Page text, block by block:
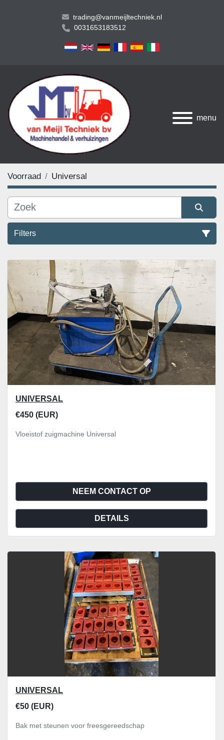
trading@vanmeijltechniek.nl
0031653183512
menu
Voorraad Universal
Filters
Alle categoriën
Sorteren op
UNIVERSAL
€450 (EUR)
Vloeistof zuigmachine Universal
NEEM CONTACT OP
DETAILS
UNIVERSAL
€50 (EUR)
Bak met steunen voor freesgereedschap